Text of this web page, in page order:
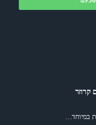
קרוזר
במיוחד…